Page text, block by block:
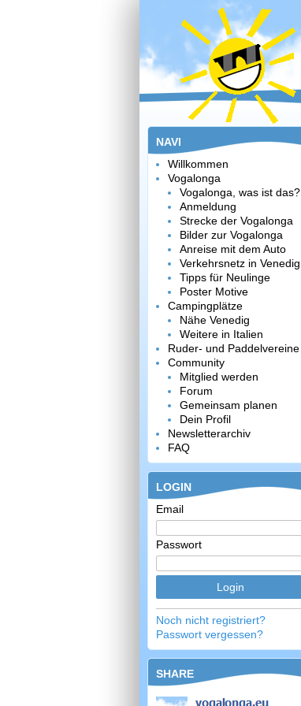
NAVI
Willkommen
Vogalonga
Vogalonga, was ist das?
Anmeldung
Strecke der Vogalonga
Bilder zur Vogalonga
Anreise mit dem Auto
Verkehrsnetz in Venedig
Tipps für Neulinge
Poster Motive
Campingplätze
Nähe Venedig
Weitere in Italien
Ruder- und Paddelvereine
Community
Mitglied werden
Forum
Gemeinsam planen
Dein Profil
Newsletterarchiv
FAQ
LOGIN
Email
Passwort
Noch nicht registriert?
Passwort vergessen?
SHARE